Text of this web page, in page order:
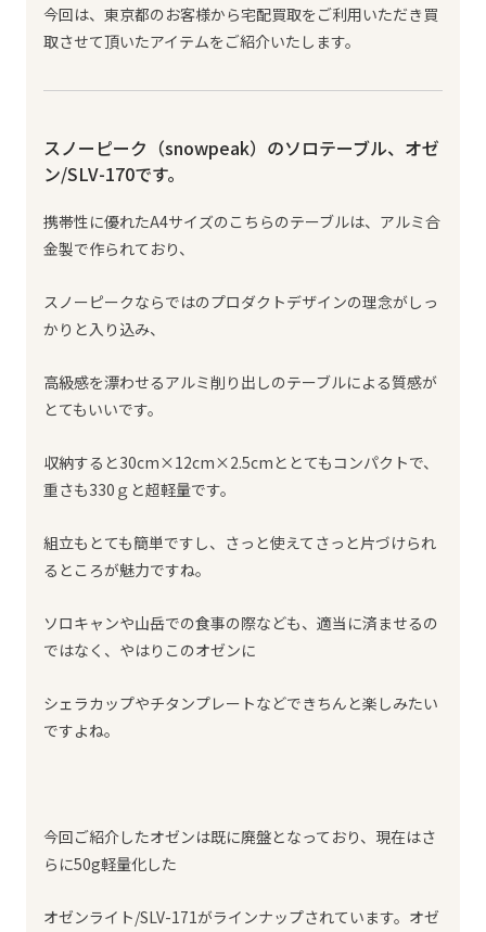
今回は、東京都のお客様から宅配買取をご利用いただき買
取させて頂いたアイテムをご紹介いたします。
スノーピーク（snowpeak）のソロテーブル、オゼ
ン/SLV-170です。
携帯性に優れたA4サイズのこちらのテーブルは、アルミ合
金製で作られており、
スノーピークならではのプロダクトデザインの理念がしっ
かりと入り込み、
高級感を漂わせるアルミ削り出しのテーブルによる質感が
とてもいいです。
収納すると30cm×12cm×2.5cmととてもコンパクトで、
重さも330ｇと超軽量です。
組立もとても簡単ですし、さっと使えてさっと片づけられ
るところが魅力ですね。
ソロキャンや山岳での食事の際なども、適当に済ませるの
ではなく、やはりこのオゼンに
シェラカップやチタンプレートなどできちんと楽しみたい
ですよね。
今回ご紹介したオゼンは既に廃盤となっており、現在はさ
らに50g軽量化した
オゼンライト/SLV-171がラインナップされています。オゼ